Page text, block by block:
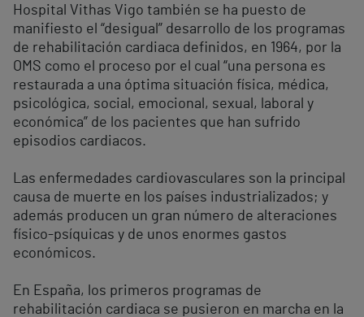
Hospital Vithas Vigo también se ha puesto de
manifiesto el “desigual” desarrollo de los programas
de rehabilitación cardiaca definidos, en 1964, por la
OMS como el proceso por el cual “una persona es
restaurada a una óptima situación física, médica,
psicológica, social, emocional, sexual, laboral y
económica” de los pacientes que han sufrido
episodios cardiacos.
Las enfermedades cardiovasculares son la principal
causa de muerte en los países industrializados; y
además producen un gran número de alteraciones
físico-psíquicas y de unos enormes gastos
económicos.
En España, los primeros programas de
rehabilitación cardiaca se pusieron en marcha en la